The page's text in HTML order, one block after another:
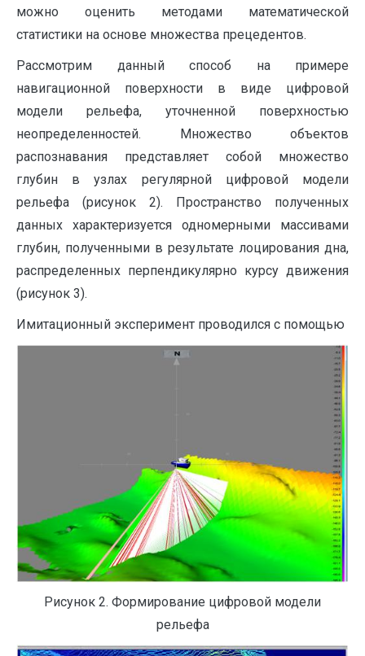
можно оценить методами математической
статистики на основе множества прецедентов.
Рассмотрим данный способ на примере
навигационной поверхности в виде цифровой
модели рельефа, уточненной поверхностью
неопределенностей. Множество объектов
распознавания представляет собой множество
глубин в узлах регулярной цифровой модели
рельефа (рисунок 2). Пространство полученных
данных характеризуется одномерными массивами
глубин, полученными в результате лоцирования дна,
распределенных перпендикулярно курсу движения
(рисунок 3).
Имитационный эксперимент проводился с помощью
Рисунок 2. Формирование цифровой модели
рельефа